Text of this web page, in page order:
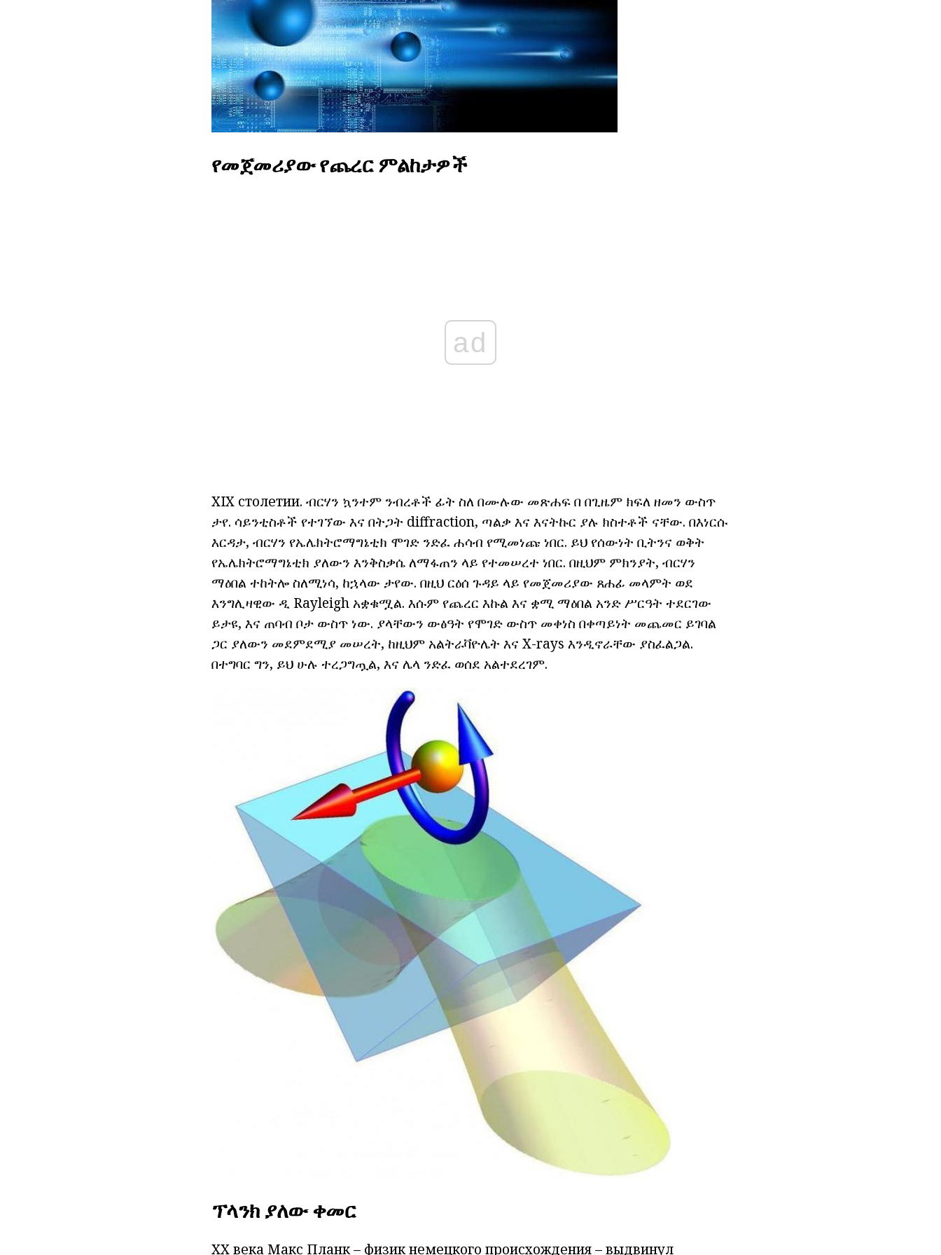
የመጀመሪያው የጨረር ምልከታዎች
ad
XIX столетии. ብርሃን ኳንተም ንብረቶች ፊት ስለ በሙሉው መጽሐፍ በበጊዜም ክፍለ ዘመን ውስጥ
ታየ. ሳይንቲስቶች የተገኘው እና በትጋት diffraction, ጣልቃ እና እናትኩር ያሉ ክስተቶች ናቸው. በእነርሱ
እርዳታ, ብርሃን የኤሌክትሮማግኔቲክ ሞገድ ንድፈ ሐሳብ የሚመነጩ ነበር. ይህ የሰውነት ቢትንና ወቅት
የኤሌክትሮማግኔቲክ ያለውን እንቅስቃሴ ለማፋጠን ላይ የተመሠረተ ነበር. በዚህም ምክንያት, ብርሃን
ማዕበል ተከትሎ ስለሚነሳ, ከኋላው ታየው. በዚህ ርዕሰ ጉዳይ ላይ የመጀመሪያው ጸሐፊ መላምት ወደ
እንግሊዛዊው ዲ Rayleigh አቋቁሟል. እሱም የጨረር እኩል እና ቋሚ ማዕበል አንድ ሥርዓት ተደርገው
ይታዩ, እና ጠባብ ቦታ ውስጥ ነው. ያላቸውን ውፅዓት የሞገድ ውስጥ መቀነስ በቀጣይነት መጨመር ይገባል
ጋር ያለውን መደምደሚያ መሠረት, ከዚህም አልትራቫዮሌት እና X-rays እንዲኖራቸው ያስፈልጋል.
በተግባር ግን, ይህ ሁሉ ተረጋግጧል, እና ሌላ ንድፈ ወሰደ አልተደረገም.
ፕላንክ ያለው ቀመር
XXвека Макс Планк – физик немецкого происхождения–выдвинул